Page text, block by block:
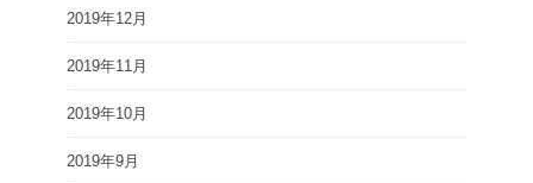
2019年12月
2019年11月
2019年10月
2019年9月